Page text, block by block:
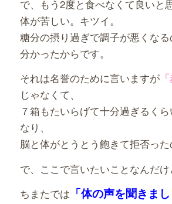
で、もう2度と食べなくて良いと
体が苦しい。キツイ。
糖分の摂り過ぎで調子が悪くなる
分かったからです。
それは名誉のために言いますが「
じゃなくて、
７箱もたいらげて十分過ぎるく
なり、
脳と体がとうとう飽きて拒否った
で、ここで言いたいことなんだけ
ちまたでは 「体の声を聞きまし